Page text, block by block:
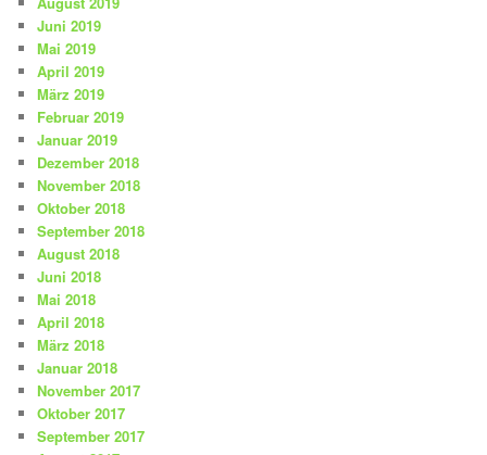
Juni 2019
Mai 2019
April 2019
März 2019
Februar 2019
Januar 2019
Dezember 2018
November 2018
Oktober 2018
September 2018
August 2018
Juni 2018
Mai 2018
April 2018
März 2018
Januar 2018
November 2017
Oktober 2017
September 2017